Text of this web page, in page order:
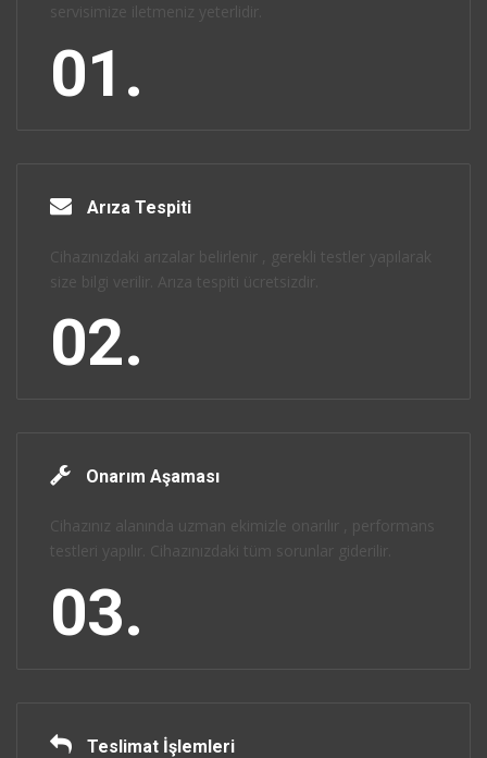
servisimize iletmeniz yeterlidir.
01.
Arıza Tespiti
Cihazınızdaki arızalar belirlenir , gerekli testler yapılarak
size bilgi verilir. Arıza tespiti ücretsizdir.
02.
Onarım Aşaması
Cihazınız alanında uzman ekimizle onarılır , performans
testleri yapılır. Cihazınızdaki tüm sorunlar giderilir.
03.
Teslimat İşlemleri